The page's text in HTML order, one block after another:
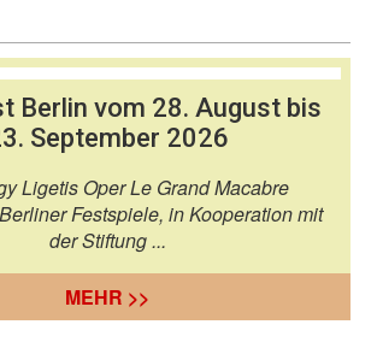
Berlin vom 28. August bis
September 2026
Ligetis Oper Le Grand Macabre
Festspiele, in Kooperation mit
der Stiftung ...
MEHR >>